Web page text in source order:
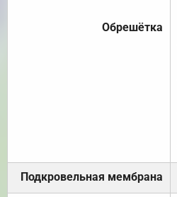
Обрешётка
Подкровельная мембрана